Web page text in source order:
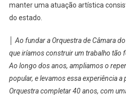
manter uma atuação artística
do estado.
│ Ao fundar a Orquestra de Câmara
que iríamos construir um trabalho tão
Ao longo dos anos, ampliamos o
popular, e levamos essa experiência
Orquestra completar 40 anos, com